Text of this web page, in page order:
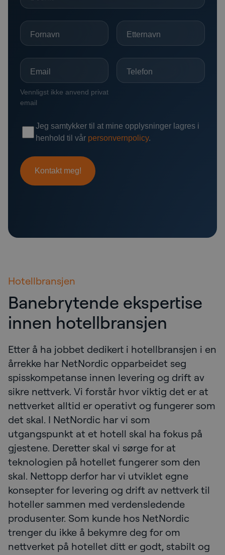
Hotellbransjen
Banebrytende ekspertise
innen hotellbransjen
Etter å ha jobbet dedikert i hotellbransjen i en
årrekke har NetNordic opparbeidet seg
spisskompetanse innen levering og drift av
sikre nettverk. Vi forstår hvor viktig det er at
nettverket alltid er operativt og fungerer som
det skal. I NetNordic har vi som
utgangspunkt at et hotell skal ha fokus på
gjestene. Deretter skal vi sørge for at
teknologien på hotellet fungerer som den
skal. Nettopp derfor har vi utviklet egne
konsepter for levering og drift av nettverk til
hoteller sammen med verdensledende
produsenter. Som kunde hos NetNordic
trenger du ikke å bekymre deg for om
nettverket på hotellet ditt er godt, stabilt og